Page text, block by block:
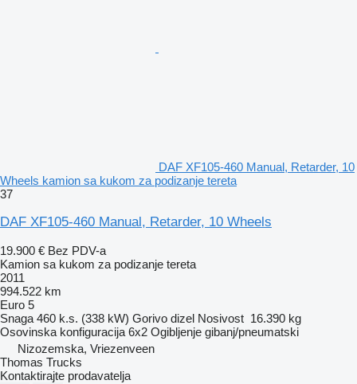
DAF XF105-460 Manual, Retarder, 10
Wheels kamion sa kukom za podizanje tereta
37
DAF XF105-460 Manual, Retarder, 10 Wheels
19.900 € Bez PDV-a
Kamion sa kukom za podizanje tereta
2011
994.522 km
Euro 5
Snaga 460 k.s. (338 kW) Gorivo dizel Nosivost 16.390 kg
Osovinska konfiguracija 6x2 Ogibljenje gibanj/pneumatski
Nizozemska, Vriezenveen
Thomas Trucks
Kontaktirajte prodavatelja